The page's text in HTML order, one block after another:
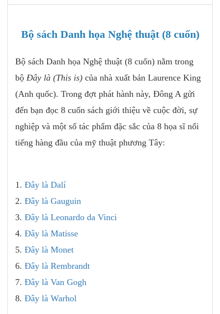
Bộ sách Danh họa Nghệ thuật (8 cuốn)
Bộ sách Danh họa Nghệ thuật (8 cuốn) nằm trong
bộ Đây là (This is) của nhà xuất bản Laurence King
(Anh quốc). Trong đợt phát hành này, Đông A gửi
đến bạn đọc 8 cuốn sách giới thiệu về cuộc đời, sự
nghiệp và một số tác phẩm đặc sắc của 8 họa sĩ nổi
tiếng hàng đầu của mỹ thuật phương Tây:
1. Đây là Dalí
2. Đây là Gauguin
3. Đây là Leonardo da Vinci
4. Đây là Matisse
5. Đây là Monet
6. Đây là Rembrandt
7. Đây là Van Gogh
8. Đây là Warhol